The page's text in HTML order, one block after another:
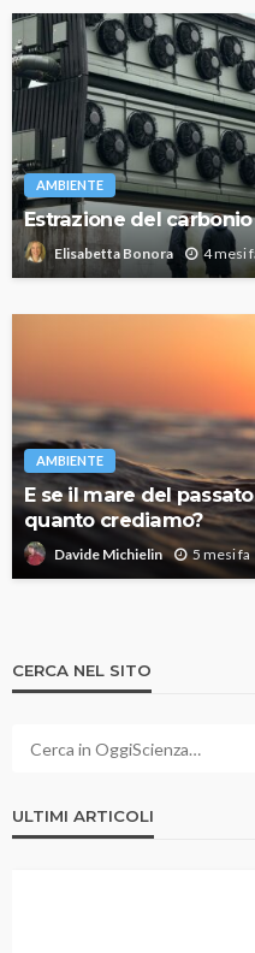
AMBIENTE
Estrazione del carbonio
Elisabetta Bonora 4 mesi
AMBIENTE
E se il mare del
quanto crediamo?
Davide Michielin 5 mesi fa
CERCA NEL SITO
ULTIMI ARTICOLI